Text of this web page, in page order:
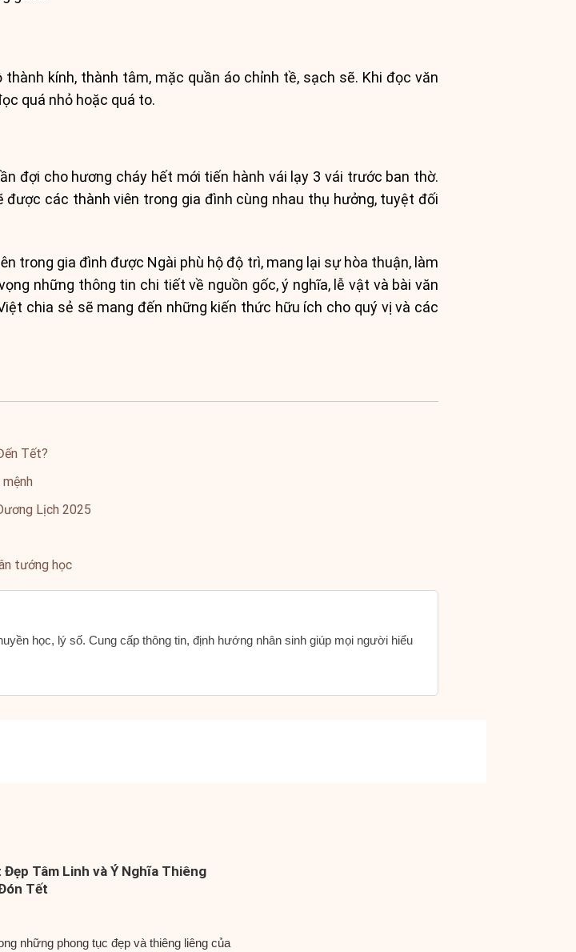
kính, thành tâm, mặc quần áo chỉnh tề, sạch sẽ. Khi đọc văn
quá nhỏ hoặc quá to.
đợi cho hương cháy hết mới tiến hành vái lạy 3 vái trước ban thờ.
các thành viên trong gia đình cùng nhau thụ hưởng, tuyệt đối
trong gia đình được Ngài phù hộ độ trì, mang lại sự hòa thuận, làm
những thông tin chi tiết về nguồn gốc, ý nghĩa, lễ vật và bài văn
chia sẻ sẽ mang đến những kiến thức hữu ích cho quý vị và các
Tết?
Lịch 2025
tướng học
học, lý số. Cung cấp thông tin, định hướng nhân sinh giúp mọi người hiểu
Tâm Linh và Ý Nghĩa Thiêng
Tết
những phong tục đẹp và thiêng liêng của